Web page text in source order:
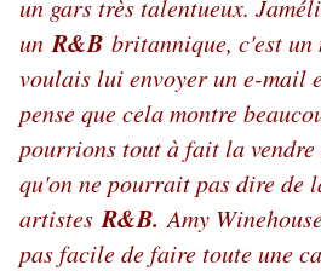
un gars très talentueux.
un R&B britannique, c'est un
voulais lui envoyer un e-mail
pense que cela montre
pourrions tout à fait la vendre
qu'on ne pourrait pas dire de
artistes R&B.Amy
pas facile de faire toute une